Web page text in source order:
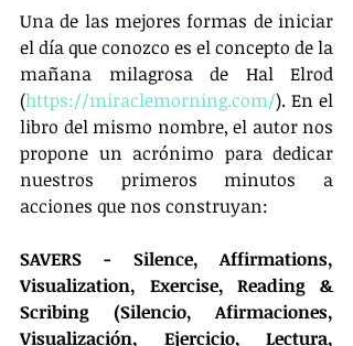
Una de las mejores formas de iniciar
el día que conozco es el concepto de la
mañana milagrosa de Hal Elrod
(https://miraclemorning.com/). En el
libro del mismo nombre, el autor nos
propone un acrónimo para dedicar
nuestros primeros minutos a
acciones que nos construyan:
SAVERS - Silence, Affirmations,
Visualization, Exercise, Reading &
Scribing (Silencio, Afirmaciones,
Visualización, Ejercicio, Lectura,